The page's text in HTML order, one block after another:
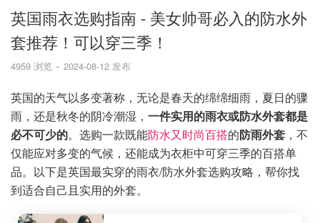
英国雨衣选购指南 - 美女帅哥必入的防水外
套推荐！可以穿三季！
4959 浏览 2024-08-12 发布
英国的天气以多变著称，无论是春天的绵绵细雨，夏日的骤
雨，还是秋冬的阴冷潮湿， 一件实用的雨衣或防水外套都是
必不可少的。选购一款既能防水又时尚百搭的防雨外套 ，不
仅能应对多变的气候，还能成为衣柜中可穿三季的百搭单
品。以下是英国最实穿的雨衣/防水外套选购攻略，帮你找
到适合自己且实用的外套。